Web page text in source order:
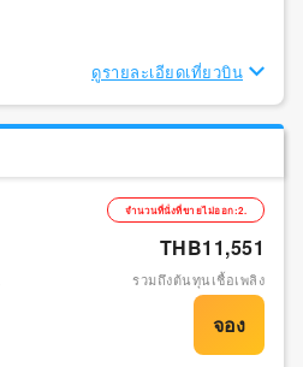
ดูรายละเอียดเที่ยวบิน
จำนวนที่นั่งที่ขายไม่ออก:2.
THB11,551
รวมถึงต้นทุนเชื้อเพลิง